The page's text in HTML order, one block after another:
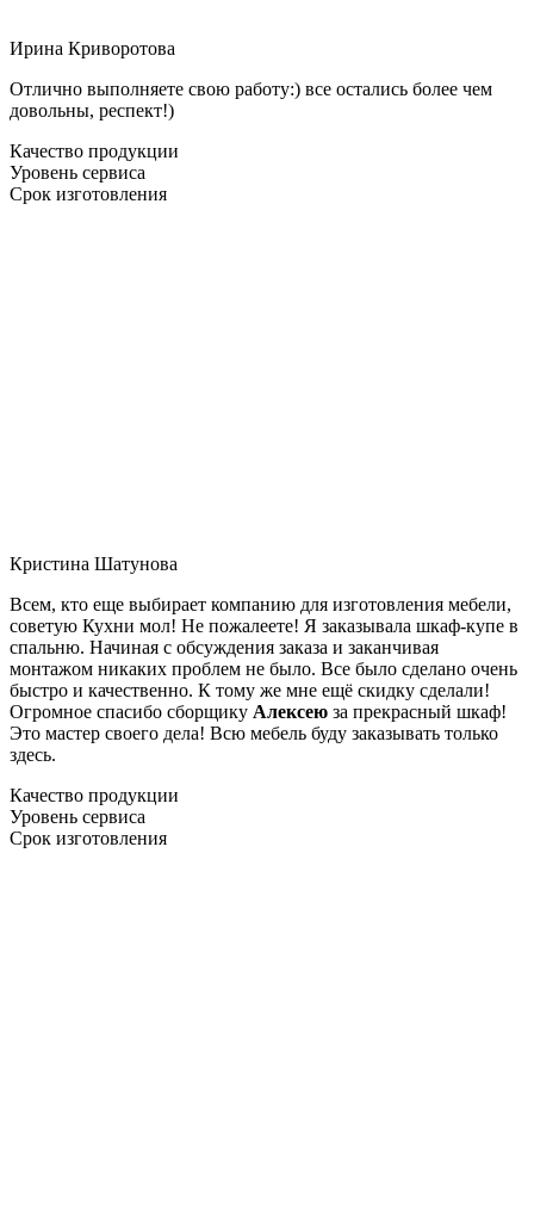
Ирина Криворотова
Отлично выполняете свою работу:) все остались более чем
довольны, респект!)
Качество продукции
Уровень сервиса
Срок изготовления
Кристина Шатунова
Всем, кто еще выбирает компанию для изготовления мебели,
советую Кухни мол! Не пожалеете! Я заказывала шкаф-купе в
спальню. Начиная с обсуждения заказа и заканчивая
монтажом никаких проблем не было. Все было сделано очень
быстро и качественно. К тому же мне ещё скидку сделали!
Огромное спасибо сборщику Алексею за прекрасный шкаф!
Это мастер своего дела! Всю мебель буду заказывать только
здесь.
Качество продукции
Уровень сервиса
Срок изготовления